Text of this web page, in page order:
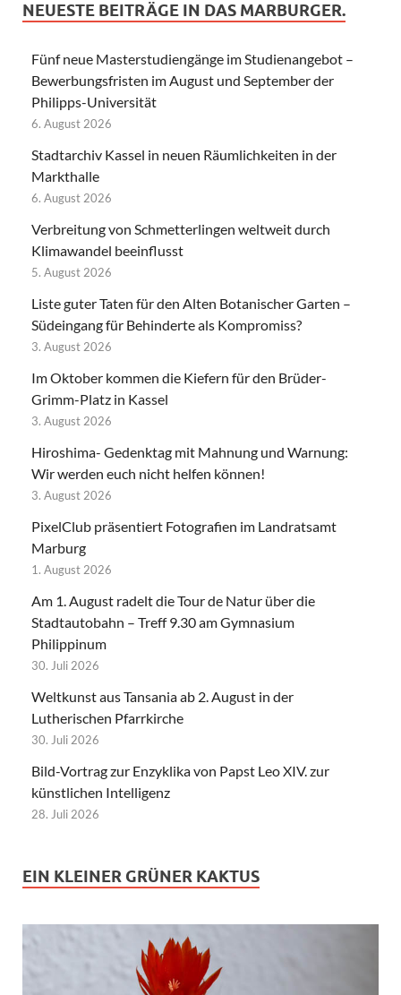
NEUESTE BEITRÄGE IN DAS MARBURGER.
Fünf neue Masterstudiengänge im Studienangebot –
Bewerbungsfristen im August und September der
Philipps-Universität
6. August 2026
Stadtarchiv Kassel in neuen Räumlichkeiten in der
Markthalle
6. August 2026
Verbreitung von Schmetterlingen weltweit durch
Klimawandel beeinflusst
5. August 2026
Liste guter Taten für den Alten Botanischer Garten –
Südeingang für Behinderte als Kompromiss?
3. August 2026
Im Oktober kommen die Kiefern für den Brüder-
Grimm-Platz in Kassel
3. August 2026
Hiroshima- Gedenktag mit Mahnung und Warnung:
Wir werden euch nicht helfen können!
3. August 2026
PixelClub präsentiert Fotografien im Landratsamt
Marburg
1. August 2026
Am 1. August radelt die Tour de Natur über die
Stadtautobahn – Treff 9.30 am Gymnasium
Philippinum
30. Juli 2026
Weltkunst aus Tansania ab 2. August in der
Lutherischen Pfarrkirche
30. Juli 2026
Bild-Vortrag zur Enzyklika von Papst Leo XIV. zur
künstlichen Intelligenz
28. Juli 2026
EIN KLEINER GRÜNER KAKTUS